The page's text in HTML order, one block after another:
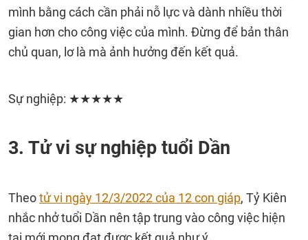
mình bằng cách cần phải nỗ lực và dành nhiều thời
gian hơn cho công việc của mình. Đừng để bản thân
chủ quan, lơ là mà ảnh hưởng đến kết quả.
Sự nghiệp: ★★★★★
3. Tử vi sự nghiệp tuổi Dần
Theotử vi ngày 12/3/2022 của 12 con giáp, Tỷ Kiên
nhắc nhở tuổi Dần nên tập trung vào công việc hiện